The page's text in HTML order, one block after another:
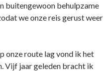
buitengewoon behulpzame
we onze reis gerust weer
onze route lag vond ik het
Vijf jaar geleden bracht ik